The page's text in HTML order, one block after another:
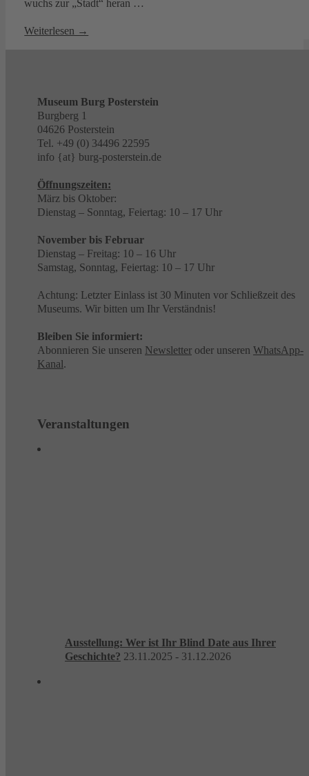
wuchs zur „Stadt“ heran …
Weiterlesen →
Museum Burg Posterstein
Burgberg 1
04626 Posterstein
Tel. +49 (0) 34496 22595
info {at} burg-posterstein.de
Öffnungszeiten:
März bis Oktober:
Dienstag – Sonntag, Feiertag: 10 – 17 Uhr
November bis Februar
Dienstag – Freitag: 10 – 16 Uhr
Samstag, Sonntag, Feiertag: 10 – 17 Uhr
Achtung: Letzter Einlass ist 30 Minuten vor Schließzeit des
Museums. Wir bitten um Ihr Verständnis!
Bleiben Sie informiert:
Abonnieren Sie unseren Newsletter oder unseren WhatsApp-
Kanal.
Veranstaltungen
Ausstellung: Wer ist Ihr Blind Date aus Ihrer
Geschichte? 23.11.2025 - 31.12.2026